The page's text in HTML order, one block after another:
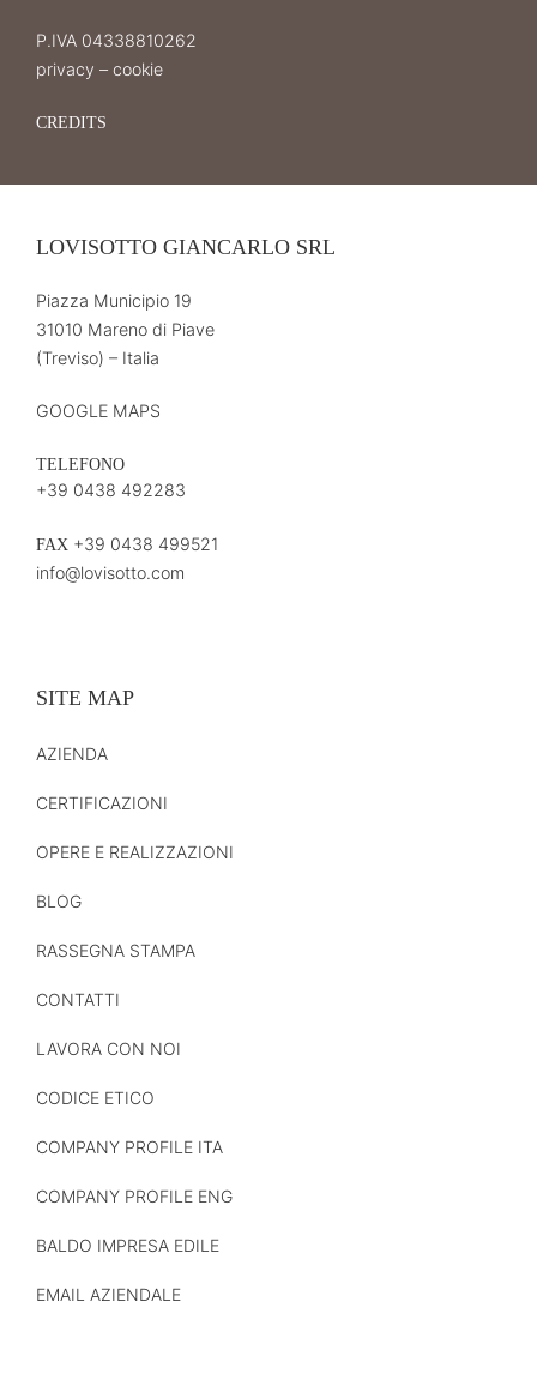
P.IVA 04338810262
privacy – cookie
CREDITS
LOVISOTTO GIANCARLO SRL
Piazza Municipio 19
31010 Mareno di Piave
(Treviso) – Italia
GOOGLE MAPS
TELEFONO
+39 0438 492283
FAX +39 0438 499521
info@lovisotto.com
SITE MAP
AZIENDA
CERTIFICAZIONI
OPERE E REALIZZAZIONI
BLOG
RASSEGNA STAMPA
CONTATTI
LAVORA CON NOI
CODICE ETICO
COMPANY PROFILE ITA
COMPANY PROFILE ENG
BALDO IMPRESA EDILE
EMAIL AZIENDALE